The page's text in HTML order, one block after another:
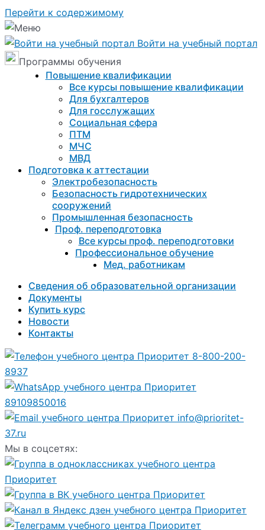
Перейти к содержимому
Войти на учебный портал
Программы обучения
Повышение квалификации
Все курсы повышение квалификации
Для бухгалтеров
Для госслужащих
Социальная сфера
ПТМ
МЧС
МВД
Подготовка к aттестации
Электробезопасность
Безопасность гидротехнических
сооружений
Промышленная безопасность
Проф. переподготовка
Все курсы проф. переподготовки
Профессиональное обучение
Мед. работникам
Сведения об образовательной организации
Документы
Купить курс
Новости
Контакты
8-800-200-
8937
89109850016
info@prioritet-
37.ru
Мы в соцсетях: